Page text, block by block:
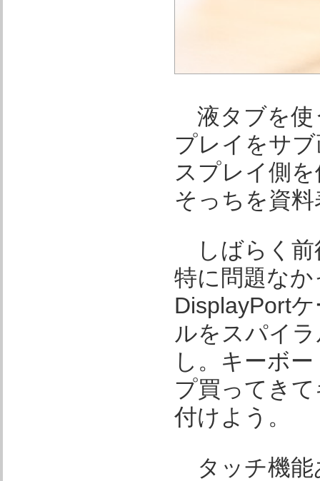
液タブを使
プレイをサ
スプレイ側
そっちを資
しばらく前
特に問題な
DisplayPort
ルをスパイ
し。キーボ
プ買ってき
付けよう。
タッチ機能